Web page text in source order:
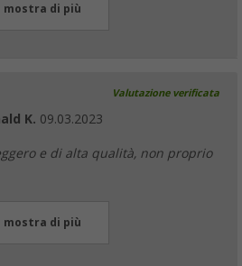
mostra di più
Valutazione verificata
K. 09.03.2023
e di alta qualità, non proprio
mostra di più